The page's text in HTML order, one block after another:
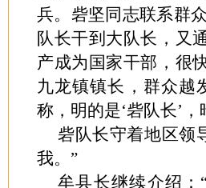
兵。砦坚同志联系群
队长干到大队长，又
产成为国家干部，很
九龙镇镇长，群众越
称，明的是‘砦队长’
砦队长守着地区领
我。”
牟县长继续介绍：